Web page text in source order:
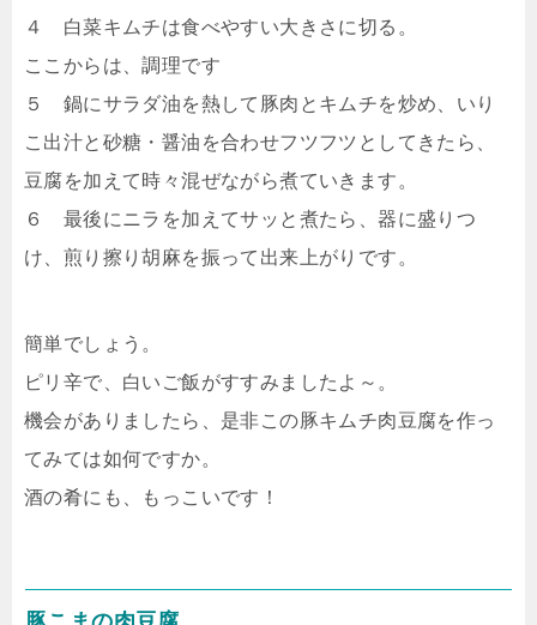
４ 白菜キムチは食べやすい大きさに切る。
ここからは、調理です
５ 鍋にサラダ油を熱して豚肉とキムチを炒め、いり
こ出汁と砂糖・醤油を合わせフツフツとしてきたら、
豆腐を加えて時々混ぜながら煮ていきます。
６ 最後にニラを加えてサッと煮たら、器に盛りつ
け、煎り擦り胡麻を振って出来上がりです。
簡単でしょう。
ピリ辛で、白いご飯がすすみましたよ～。
機会がありましたら、是非この豚キムチ肉豆腐を作っ
てみては如何ですか。
酒の肴にも、もっこいです！